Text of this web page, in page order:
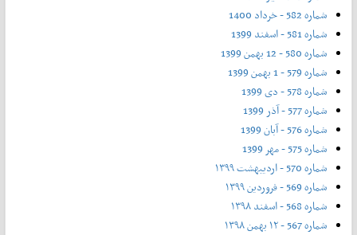
شماره 582 - خرداد 1400
شماره 581 - اسفند 1399
شماره 580 - 12 بهمن 1399
شماره 579 - 1 بهمن 1399
شماره 578 - دی 1399
شماره 577 - آذر 1399
شماره 576 - آبان 1399
شماره 575 - مهر 1399
شماره 570 - اردیبهشت ۱۳۹۹
شماره 569 - فروردین ۱۳۹۹
شماره 568 - اسفند ۱۳۹۸
شماره 567 - ۱۲ بهمن ۱۳۹۸